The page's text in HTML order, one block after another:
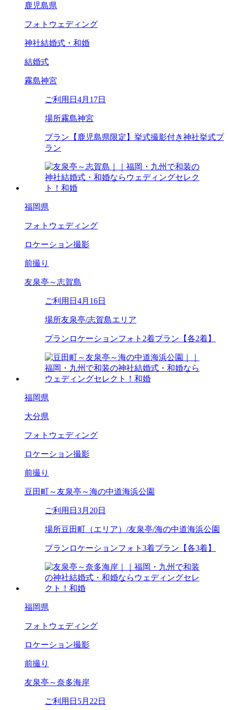
鹿児島県
フォトウェディング
神社結婚式・和婚
結婚式
霧島神宮
ご利用日 4月17日
場所霧島神宮
プラン 【鹿児島県限定】挙式撮影付き神社挙式プ
ラン
福岡県
フォトウェディング
ロケーション撮影
前撮り
友泉亭～志賀島
ご利用日 4月16日
場所友泉亭/志賀島エリア
プラン ロケーションフォト2着プラン【各2着】
福岡県
大分県
フォトウェディング
ロケーション撮影
前撮り
豆田町～友泉亭～海の中道海浜公園
ご利用日 3月20日
場所豆田町（エリア）/友泉亭/海の中道海浜公園
プラン ロケーションフォト3着プラン【各3着】
福岡県
フォトウェディング
ロケーション撮影
前撮り
友泉亭～奈多海岸
ご利用日 5月22日